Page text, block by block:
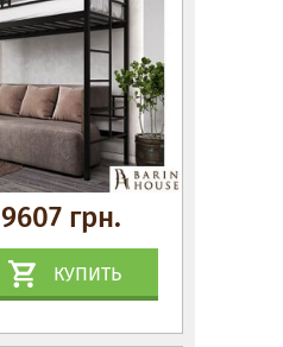
9607 грн.
КУПИТЬ